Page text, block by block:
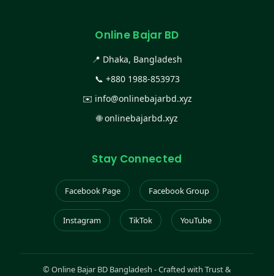
Online Bajar BD
📍 Dhaka, Bangladesh
📞 +880 1988-853973
✉️ info@onlinebajarbd.xyz
🌐onlinebajarbd.xyz
Stay Connected
Facebook Page Facebook Group
Instagram TikTok YouTube
©Online Bajar BD Bangladesh - Crafted with Trust &